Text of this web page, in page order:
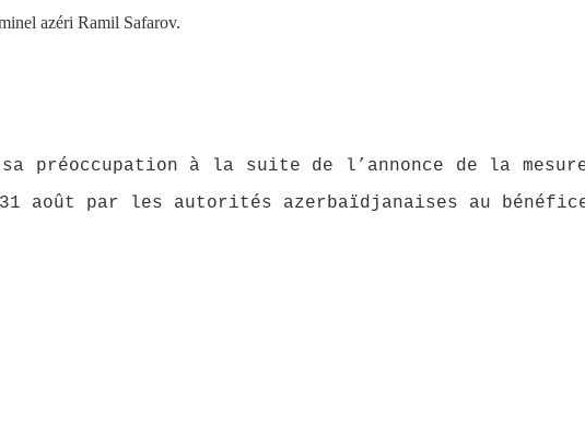
azéri Ramil Safarov.
préoccupation à la suite de l’annonce de la
août par les autorités azerbaïdjanaises au